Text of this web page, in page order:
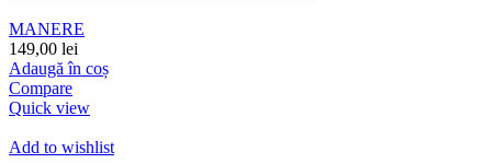
MANERE
149,00 lei
Adaugă în coș
Compare
Quick view
Add to wishlist